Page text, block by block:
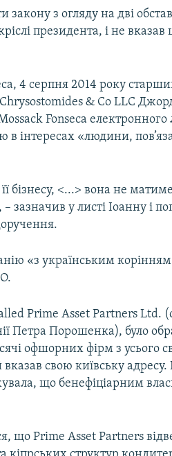
з огляду на дві
президента, і не вказав
4 серпня 2014 року
& Co LLC
Fonseca електронного
інтересах «людини,
бізнесу, <...> вона не
зазначив у листі Іоанну і
«з українським
Prime Asset Partners Ltd.
Петра Порошенка), було
офшорних фірм з усього
свою київську
що бенефіціарним
що Prime Asset Partners